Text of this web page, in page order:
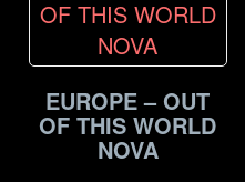
EUROPE – OUT
OF THIS WORLD
NOVA